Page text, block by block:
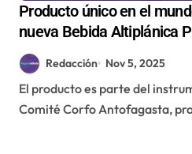
Producto único en el
nueva Bebida Altiplánica
de Rica Rica en Antofagasta
Redacción Nov 5, 2025
El producto es parte del instrumento Innova Región del
Comité Corfo Antofagasta,